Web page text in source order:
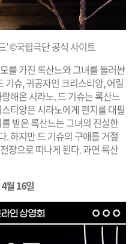
’ ©국립극단 공식 사이트
를 가진 록산느와 그녀를 둘러싼
기슈, 귀공자인 크리스티앙, 어릴
해온 시라노. 드 기슈는 록산느
티앙은 시라노에게 편지를 대필
받은 록산느는 그녀의 진실한
. 하지만 드 기슈의 구애를 거절
장으로 떠나게 된다. 과연 록산
월 16일